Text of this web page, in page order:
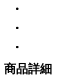
商品詳細